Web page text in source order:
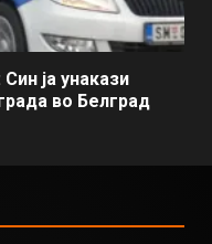
ја унакази
во Белград